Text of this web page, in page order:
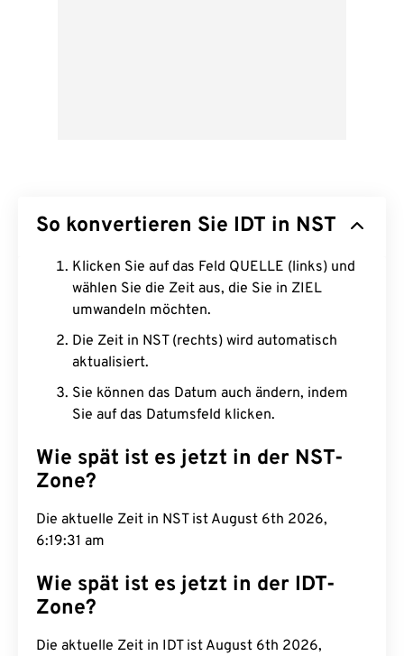
So konvertieren Sie IDT in NST
Klicken Sie auf das Feld QUELLE (links) und
wählen Sie die Zeit aus, die Sie in ZIEL
umwandeln möchten.
Die Zeit in NST (rechts) wird automatisch
aktualisiert.
Sie können das Datum auch ändern, indem
Sie auf das Datumsfeld klicken.
Wie spät ist es jetzt in der NST-
Zone?
Die aktuelle Zeit in NST ist August 6th 2026,
6:19:32 am
Wie spät ist es jetzt in der IDT-
Zone?
Die aktuelle Zeit in IDT ist August 6th 2026,